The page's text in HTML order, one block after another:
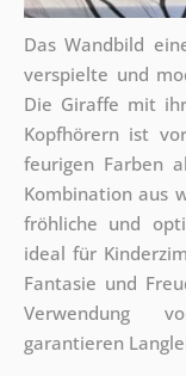
Das Wandbild
verspielte und
Die Giraffe mit
Kopfhörern ist
feurigen Farben
Kombination aus
fröhliche und
ideal für
Fantasie und
Verwendung
garantieren